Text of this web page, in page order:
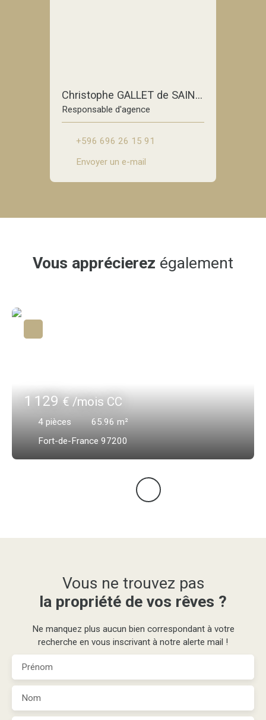
Christophe GALLET de SAINT-AURIN
Responsable d'agence
+596 696 26 15 91
Envoyer un e-mail
Vous apprécierez également
1 129€ /mois CC
4 pièces 65.96 m²
Fort-de-France 97200
Vous ne trouvez pas
la propriété de vos rêves ?
Ne manquez plus aucun bien correspondant à votre
recherche en vous inscrivant à notre alerte mail !
Prénom
Nom